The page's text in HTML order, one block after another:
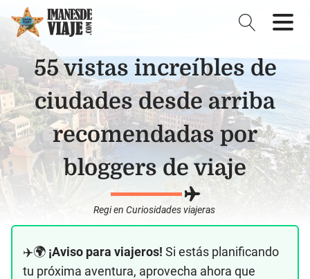
55 vistas increíbles de
ciudades desde arriba
recomendadas por
bloggers de viaje
Regien Curiosidades viajeras
✈️🌍 ¡Aviso para viajeros! Si estás planificando
tu próxima aventura, aprovecha ahora que